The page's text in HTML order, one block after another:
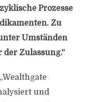
Prozesse
Zu
Umständen
Zulassung.“
und